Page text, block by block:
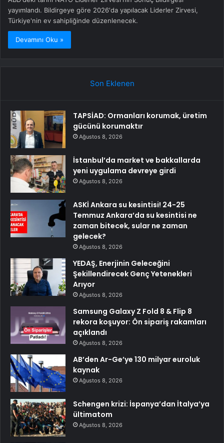
yayımlandı. Bildirgeye göre 2026'da yapılacak Liderler Zirvesi,
Türkiye'nin ev sahipliğinde düzenlenecek.
Devamını Oku »
Son Eklenen
TAPSİAD: Ormanları korumak, üretim
gücünü korumaktır
Ağustos 8, 2026
İstanbul’da market ve bakkallarda
yeni uygulama devreye girdi
Ağustos 8, 2026
ASKİ Ankara su kesintisi! 24-25
Temmuz Ankara’da su kesintisi ne
zaman bitecek, sular ne zaman
gelecek?
Ağustos 8, 2026
YEDAŞ, Enerjinin Geleceğini
Şekillendirecek Genç Yetenekleri
Arıyor
Ağustos 8, 2026
Samsung Galaxy Z Fold 8 & Flip 8
rekora koşuyor: Ön sipariş rakamları
açıklandı
Ağustos 8, 2026
AB’den Ar-Ge’ye 130 milyar euroluk
kaynak
Ağustos 8, 2026
Schengen krizi: İspanya’dan İtalya’ya
ültimatom
Ağustos 8, 2026